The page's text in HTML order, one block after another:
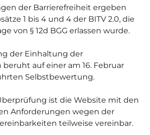
der Barrierefreiheit ergeben
1 bis 4 und 4 der BITV 2.0, die
von § 12d BGG erlassen wurde.
der Einhaltung der
auf einer am 16. Februar
Selbstbewertung.
ist die Website mit den
Anforderungen wegen der
teilweise vereinbar.